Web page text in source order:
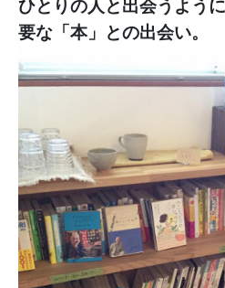
ひとりの人と出会うよう
要な「本」との出会い。